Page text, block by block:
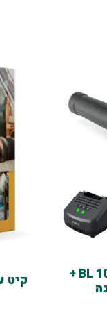
מפוח עלים נטען סטיגה BL 100e +
קיט